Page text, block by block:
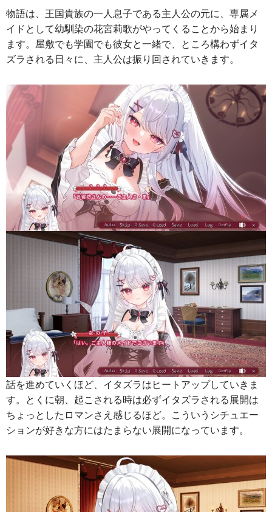
物語は、王国貴族の一人息子である主人公の元に、専属メ
イドとして幼馴染の花宮莉歌がやってくることから始まり
ます。屋敷でも学園でも彼女と一緒で、ところ構わずイタ
ズラされる日々に、主人公は振り回されていきます。
話を進めていくほど、イタズラはヒートアップしていきま
す。とくに朝、起こされる時は必ずイタズラされる展開は
ちょっとしたロマンさえ感じるほど。こういうシチュエー
ションが好きな方にはたまらない展開になっています。